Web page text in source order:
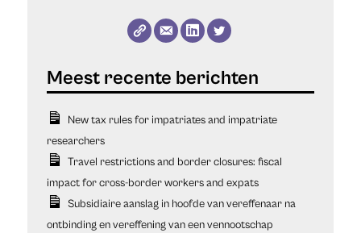
New tax rules for impatriates and impatriate
researchers
Travel restrictions and border closures: fiscal
impact for cross-border workers and expats
Subsidiaire aanslag in hoofde van vereffenaar na
ontbinding en vereffening van een vennootschap